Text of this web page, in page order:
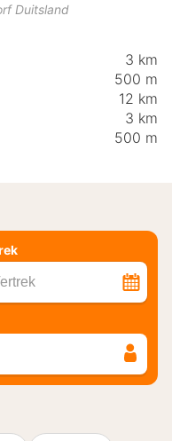
Duitsland
3 km
500 m
12 km
3 km
500 m